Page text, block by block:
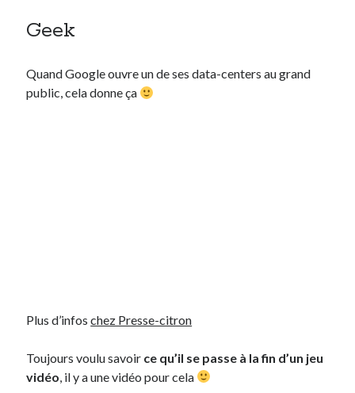
Geek
Quand Google ouvre un de ses data-centers au grand
public, cela donne ça
Plus d’infoschez Presse-citron
Toujours voulu savoir ce qu’il se passe à la fin d’un jeu
vidéo , il y a une vidéo pour cela